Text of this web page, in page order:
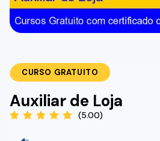
CURSO GRATUITO
Auxiliar de Loja
(5.00)